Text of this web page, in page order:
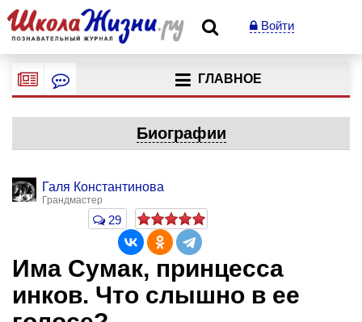
Войти
ГЛАВНОЕ
Биографии
Галя Константинова
Грандмастер
29
Има Сумак, принцесса
инков. Что слышно в ее